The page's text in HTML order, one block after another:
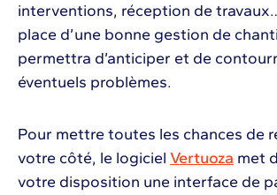
interventions, réception de
place d’une bonne gestion de
permettra d’anticiper et de
éventuels problèmes.
Pour mettre toutes les chances de
votre côté, le logiciel Vertuoza met
votre disposition une interface de